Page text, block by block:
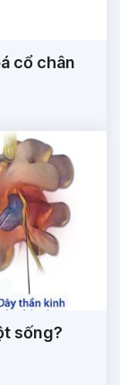
cổ chân
sống?